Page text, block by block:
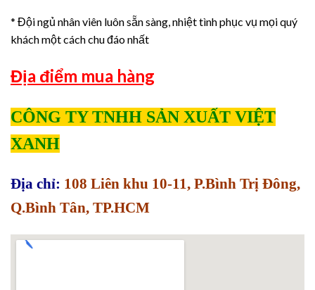
* Đội ngủ nhân viên luôn sẵn sàng, nhiệt tình phục vụ mọi quý
khách một cách chu đáo nhất
Địa điểm mua hàng
CÔNG TY TNHH SẢN XUẤT VIỆT
XANH
Địa chỉ: 108 Liên khu 10-11, P.Bình Trị Đông,
Q.Bình Tân, TP.HCM